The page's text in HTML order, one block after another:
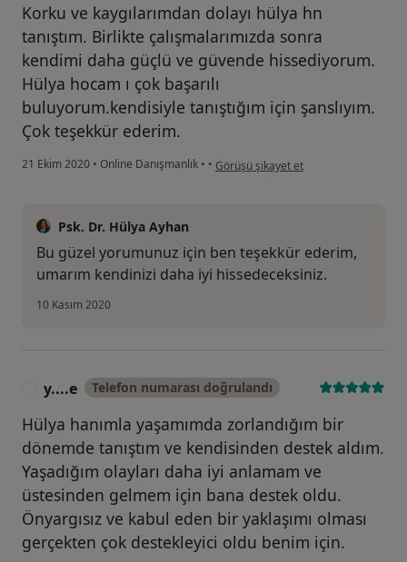
Korku ve kaygılarımdan dolayı hülya hn
tanıştım. Birlikte çalışmalarımızda sonra
kendimi daha güçlü ve güvende hissediyorum.
Hülya hocam ı çok başarılı
buluyorum.kendisiyle tanıştığım için şanslıyım.
Çok teşekkür ederim.
21 Ekim 2020 • Online Danışmanlık • • kullanıcının görüşüne göre s.....
Görüşü şikayet et
Psk. Dr. Hülya Ayhan
Bu güzel yorumunuz için ben teşekkür ederim,
umarım kendinizi daha iyi hissedeceksiniz.
10 Kasım 2020
y....e Telefon numarası doğrulandı
Hülya hanımla yaşamımda zorlandığım bir
dönemde tanıştım ve kendisinden destek aldım.
Yaşadığım olayları daha iyi anlamam ve
üstesinden gelmem için bana destek oldu.
Önyargısız ve kabul eden bir yaklaşımı olması
gerçekten çok destekleyici oldu benim için.